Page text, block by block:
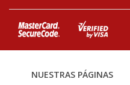
NUESTRAS PÁGINAS